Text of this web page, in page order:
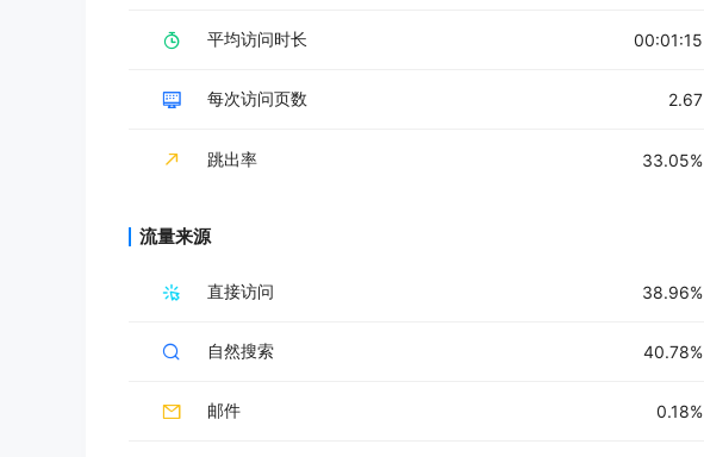
平均访问时长 00:01:15
每次访问页数 2.67
跳出率 33.05%
流量来源
直接访问 38.96%
自然搜索 40.78%
邮件 0.18%